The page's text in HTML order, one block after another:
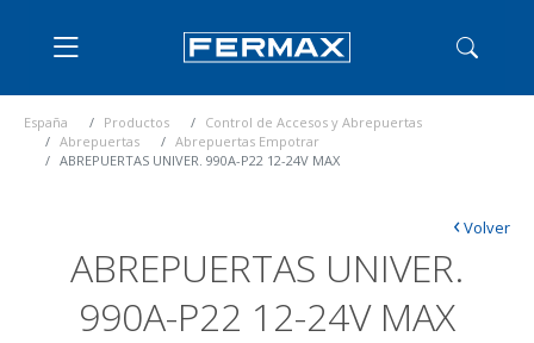
España Productos
Control de Accesos y Abrepuertas
Abrepuertas
Abrepuertas Empotrar
ABREPUERTAS UNIVER. 990A-P22 12-24V MAX
ABREPUERTAS UNIVER.
990A-P22 12-24V MAX
‹Volver